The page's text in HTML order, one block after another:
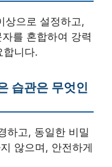
상으로 설정하고,
를 혼합하여 강력
합니다.
습관은 무엇인
하고, 동일한 비밀
않으며, 안전하게